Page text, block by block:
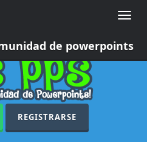
Toggle
de powerpoints
REGISTRARSE